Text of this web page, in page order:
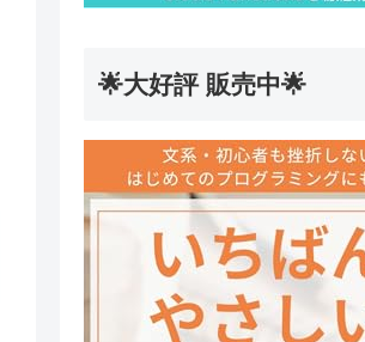
🌟大好評 販売中🌟